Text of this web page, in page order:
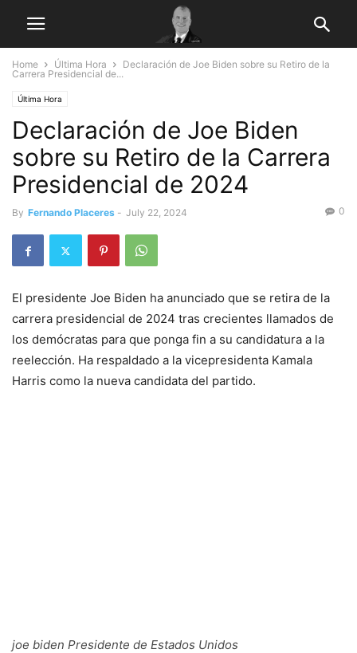
Home Última Hora
Declaración de Joe Biden sobre su Retiro de la
Carrera Presidencial de...
Última Hora
Declaración de Joe Biden
sobre su Retiro de la Carrera
Presidencial de 2024
By Fernando Placeres - July 22, 2024 0
El presidente Joe Biden ha anunciado que se retira de la
carrera presidencial de 2024 tras crecientes llamados de
los demócratas para que ponga fin a su candidatura a la
reelección. Ha respaldado a la vicepresidenta Kamala
Harris como la nueva candidata del partido.
joe biden Presidente de Estados Unidos